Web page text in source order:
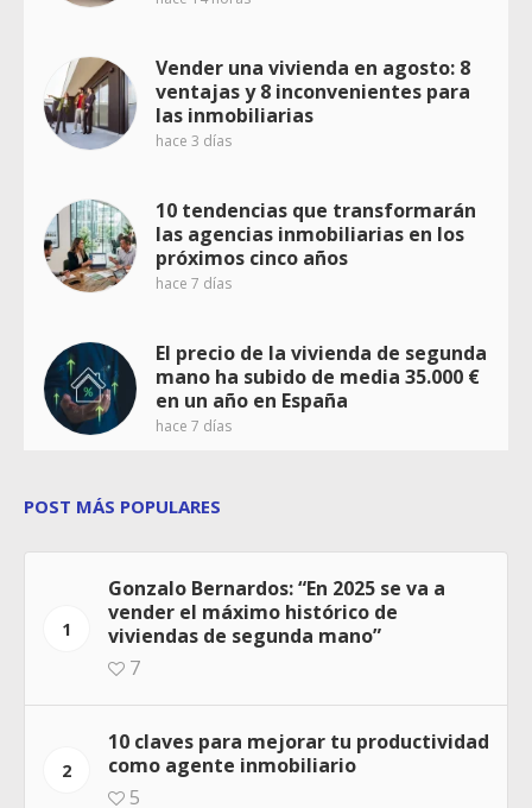
Vender una vivienda en agosto: 8
ventajas y 8 inconvenientes para
las inmobiliarias
hace 3 días
10 tendencias que transformarán
las agencias inmobiliarias en los
próximos cinco años
hace 7 días
El precio de la vivienda de segunda
mano ha subido de media 35.000 €
en un año en España
hace 7 días
POST MÁS POPULARES
1
Gonzalo Bernardos: “En 2025 se va a
vender el máximo histórico de
viviendas de segunda mano”
7
2
10 claves para mejorar tu productividad
como agente inmobiliario
5